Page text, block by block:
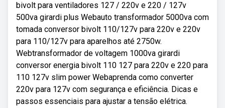
bivolt para ventiladores 127 / 220v e 220 / 127v
500va girardi plus Webauto transformador 5000va com
tomada conversor bivolt 110/127v para 220v e 220v
para 110/127v para aparelhos até 2750w.
Webtransformador de voltagem 1000va girardi
conversor energia bivolt 110 127 para 220v e 220 para
110 127v slim power Webaprenda como converter
220v para 127v com segurança e eficiência. Dicas e
passos essenciais para ajustar a tensão elétrica.